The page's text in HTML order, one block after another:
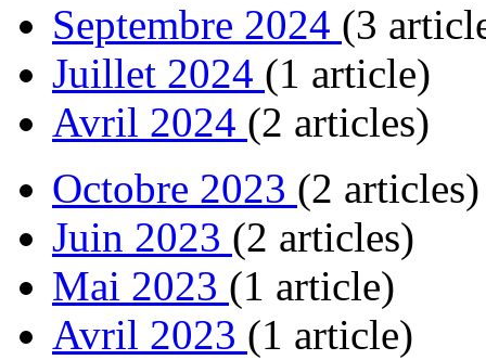
Septembre 2024 (3
Juillet 2024 (1 article)
Avril 2024 (2 articles)
Octobre 2023 (2 articles)
Juin 2023 (2 articles)
Mai 2023 (1 article)
Avril 2023 (1 article)